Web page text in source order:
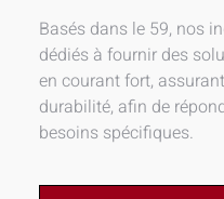
Basés dans le 59, nos
dédiés à fournir des
en courant fort,
durabilité, afin de
besoins spécifiques.